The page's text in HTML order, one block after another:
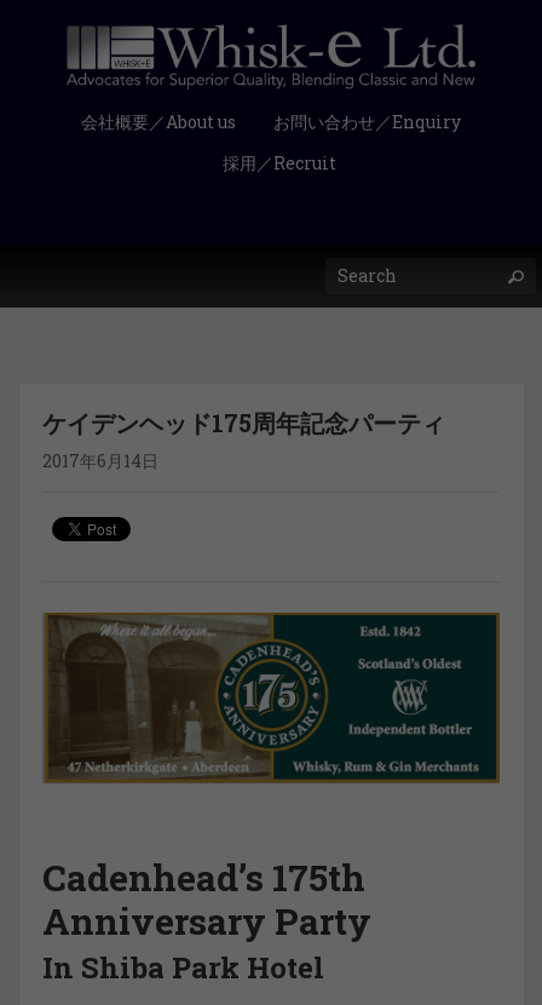
会社概要／About us
お問い合わせ／Enquiry
採用／Recruit
ケイデンヘッド175周年記念パーティ
2017年6月14日
Cadenhead’s 175th
Anniversary Party
In Shiba Park Hotel